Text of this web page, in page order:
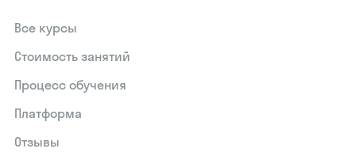
Все курсы
Стоимость занятий
Процесс обучения
Платформа
Отзывы